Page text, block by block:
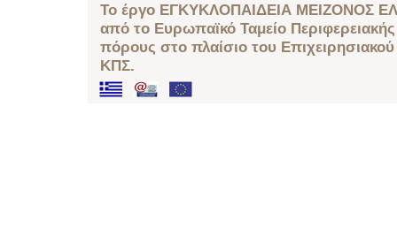
Το έργο ΕΓΚΥΚΛΟΠΑΙΔΕΙΑ ΜΕΙΖΟΝΟΣ
από το Ευρωπαϊκό Ταμείο
πόρους στο πλαίσιο του
ΚΠΣ.